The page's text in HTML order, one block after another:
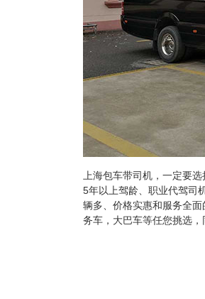
上海包车带司机，一定要
5年以上驾龄、职业代驾司
辆多、价格实惠和服务全
务车，大巴车等任您挑选